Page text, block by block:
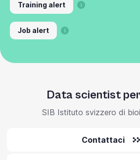
Training alert
Job alert
Data scientist
SIB Istituto svizzero di
Contattaci